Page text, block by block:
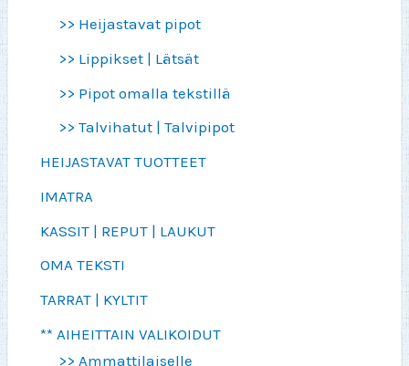
>> Heijastavat pipot
>> Lippikset | Lätsät
>> Pipot omalla tekstillä
>> Talvihatut | Talvipipot
HEIJASTAVAT TUOTTEET
IMATRA
KASSIT | REPUT | LAUKUT
OMA TEKSTI
TARRAT | KYLTIT
** AIHEITTAIN VALIKOIDUT
>> Ammattilaiselle